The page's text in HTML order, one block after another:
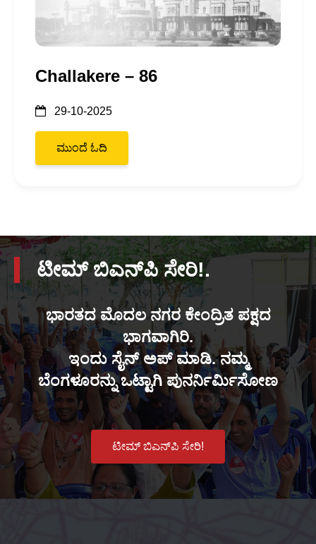
Challakere – 86
29-10-2025
ಮುಂದೆ ಓದಿ
ಟೀಮ್ ಬಿಎನ್‌ಪಿ ಸೇರಿ!.
ಭಾರತದ ಮೊದಲ ನಗರ ಕೇಂದ್ರಿತ ಪಕ್ಷದ
ಭಾಗವಾಗಿರಿ.
ಇಂದು ಸೈನ್ ಅಪ್ ಮಾಡಿ. ನಮ್ಮ
ಬೆಂಗಳೂರನ್ನು ಒಟ್ಟಾಗಿ ಪುನರ್ನಿರ್ಮಿಸೋಣ
ಟೀಮ್ ಬಿಎನ್‌ಪಿ ಸೇರಿ!